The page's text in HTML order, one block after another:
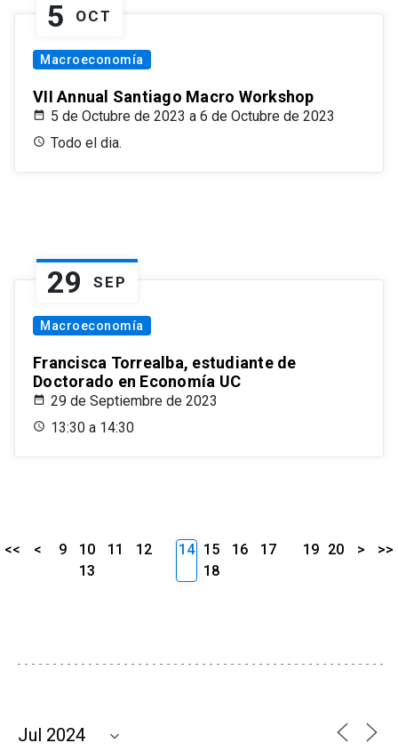
5 OCT
Macroeconomía
VII Annual Santiago Macro Workshop
5 de Octubre de 2023 a 6 de Octubre de 2023
Todo el dia.
29 SEP
Macroeconomía
Francisca Torrealba, estudiante de
Doctorado en Economía UC
29 de Septiembre de 2023
13:30 a 14:30
<< < 9 10 11
12
13
14 15 16
17
18
19 20 > >>